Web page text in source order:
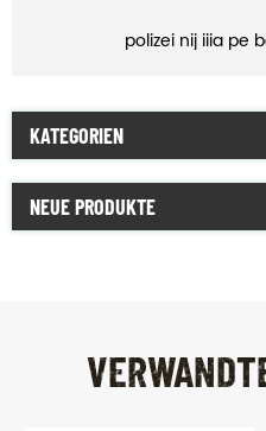
polizei nij iiia pe
KATEGORIEN
NEUE PRODUKTE